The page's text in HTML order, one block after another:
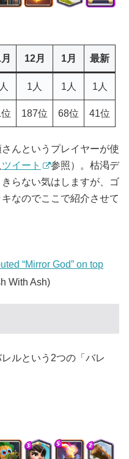
12月 1月 最新
1人 1人 1人
187位 68位 41位
んというプレイヤーが使
ツイート
参照）。枯渇デ
らない気はしますが、ゴ
なのでここで紹介させて
“Mirror God” on top
With Ash)
ルという2つの「バレ